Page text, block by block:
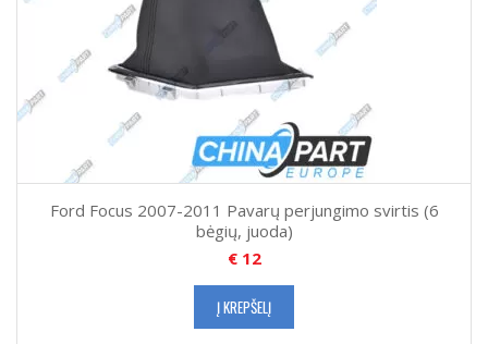
Ford Focus 2007-2011 Pavarų perjungimo svirtis (6
bėgių, juoda)
€12
Į KREPŠELĮ